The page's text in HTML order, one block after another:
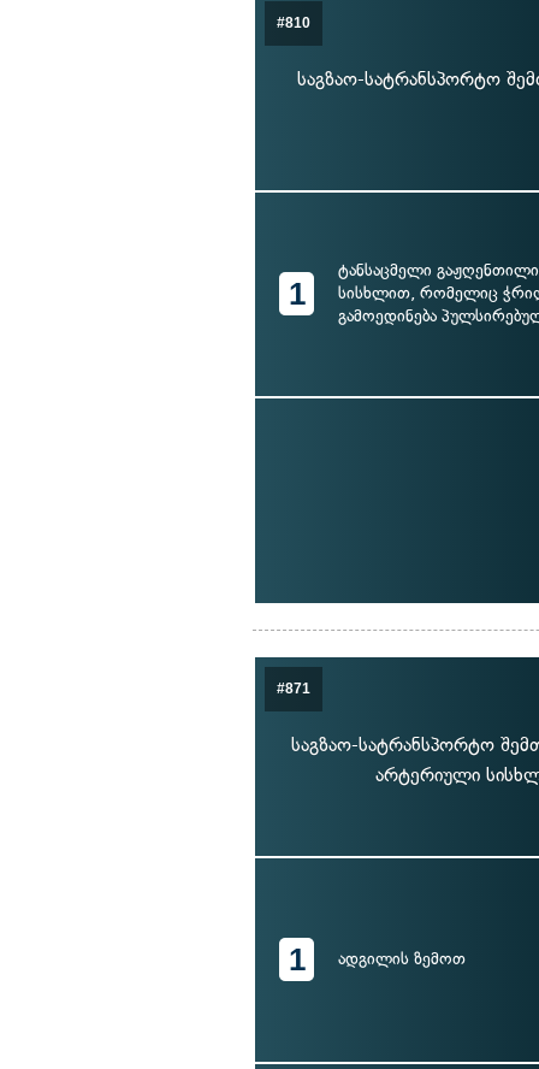
#810
საგზაო-სატრანსპორტო
1
ტანსაცმელი
სისხლით, რომელიც
გამოედინება
#871
საგზაო-სატრანსპორტო
არტერიული
1 ადგილის ზემოთ